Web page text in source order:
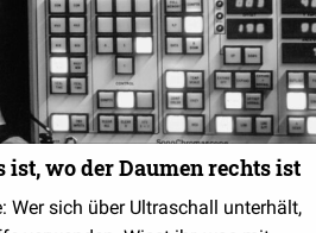
ist, wo der Daumen rechts ist
Wer sich über Ultraschall unterhält,